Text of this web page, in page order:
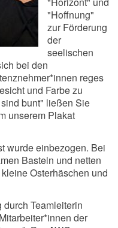
"Hoffnung"
zur Förderung
der
seelischen
bei den
reges
und Farbe zu
bunt" ließen Sie
unserem Plakat
wurde einbezogen. Bei
Basteln und netten
Osterhäschen und
Teamleiterin
der